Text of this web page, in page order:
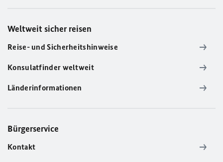
Weltweit sicher reisen
Reise- und Sicherheitshinweise
Konsulatfinder weltweit
Länderinformationen
Bürgerservice
Kontakt